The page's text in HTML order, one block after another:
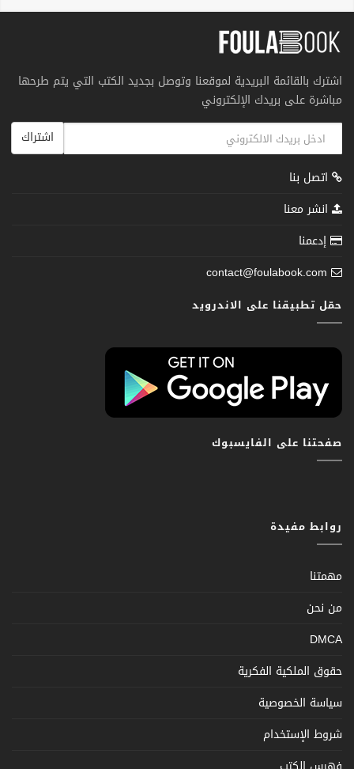
اشترك بالقائمة البريدية لموقعنا وتوصل بجديد الكتب التي يتم طرحها
مباشرة على بريدك الإلكتروني
اشتراك
اتصل بنا
انشر معنا
إدعمنا
contact@foulabook.com
حمّل تطبيقنا على الاندرويد
صفحتنا على الفايسبوك
روابط مفيدة
مهمتنا
من نحن
DMCA
حقوق الملكية الفكرية
سياسة الخصوصية
شروط الإستخدام